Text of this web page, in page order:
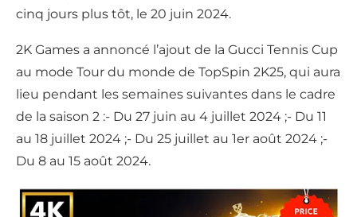
cinq jours plus tôt, le 20 juin 2024.
2K Games a annoncé l’ajout de la Gucci Tennis Cup
au mode Tour du monde de TopSpin 2K25, qui aura
lieu pendant les semaines suivantes dans le cadre
de la saison 2 :- Du 27 juin au 4 juillet 2024 ;- Du 11
au 18 juillet 2024 ;- Du 25 juillet au 1er août 2024 ;-
Du 8 au 15 août 2024.